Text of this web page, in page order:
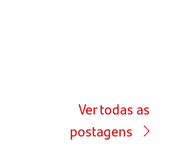
Ver todas as
postagens